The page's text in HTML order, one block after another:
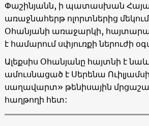
Փաշինյանն, ի պատասխան
առաջնահերթ ոլորտներից մեկում
Օհանյանի առաջարկի,
է համարում սփյուռքի ներուժի
Ալեքսիս Օհանյանը հայտնի է
ամուսնացած է Սերենա
սաղավարտ» թենիսային
հաղթողի հետ: